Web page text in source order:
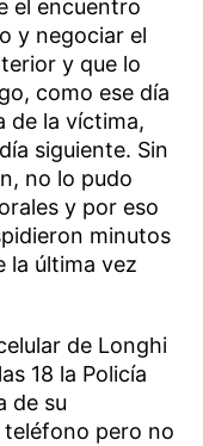
el encuentro
y negociar el
y que lo
como ese día
de la víctima,
siguiente. Sin
no lo pudo
y por eso
minutos
la última vez
de Longhi
18 la Policía
de su
pero no